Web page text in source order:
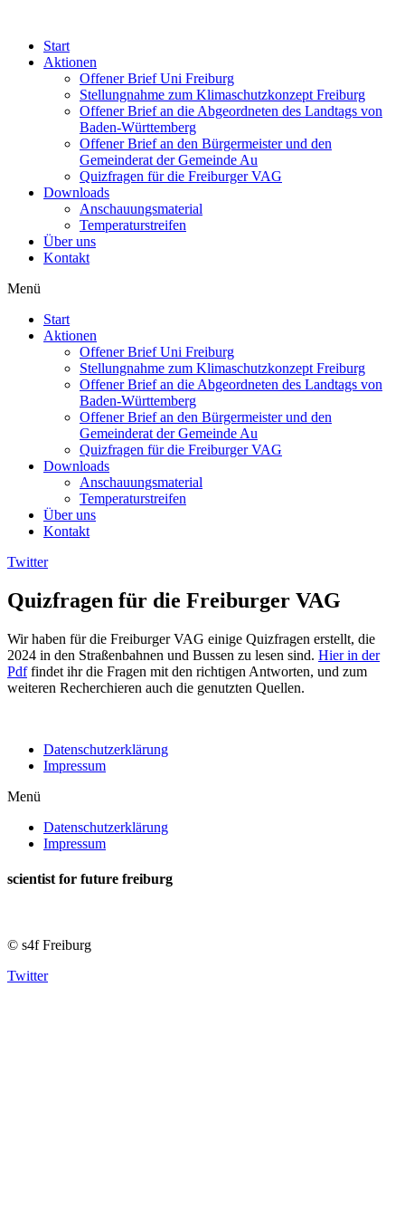
Start
Aktionen
Offener Brief Uni Freiburg
Stellungnahme zum Klimaschutzkonzept Freiburg
Offener Brief an die Abgeordneten des Landtags von
Baden-Württemberg
Offener Brief an den Bürgermeister und den
Gemeinderat der Gemeinde Au​
Quizfragen für die Freiburger VAG
Downloads
Anschauungsmaterial
Temperaturstreifen
Über uns
Kontakt
Menü
Start
Aktionen
Offener Brief Uni Freiburg
Stellungnahme zum Klimaschutzkonzept Freiburg
Offener Brief an die Abgeordneten des Landtags von
Baden-Württemberg
Offener Brief an den Bürgermeister und den
Gemeinderat der Gemeinde Au​
Quizfragen für die Freiburger VAG
Downloads
Anschauungsmaterial
Temperaturstreifen
Über uns
Kontakt
Twitter
Quizfragen für die Freiburger VAG
Wir haben für die Freiburger VAG einige Quizfragen erstellt, die
2024 in den Straßenbahnen und Bussen zu lesen sind. Hier in der
Pdffindet ihr die Fragen mit den richtigen Antworten, und zum
weiteren Recherchieren auch die genutzten Quellen.
Datenschutzerklärung
Impressum
Menü
Datenschutzerklärung
Impressum
scientist for future freiburg
© s4f Freiburg
Twitter